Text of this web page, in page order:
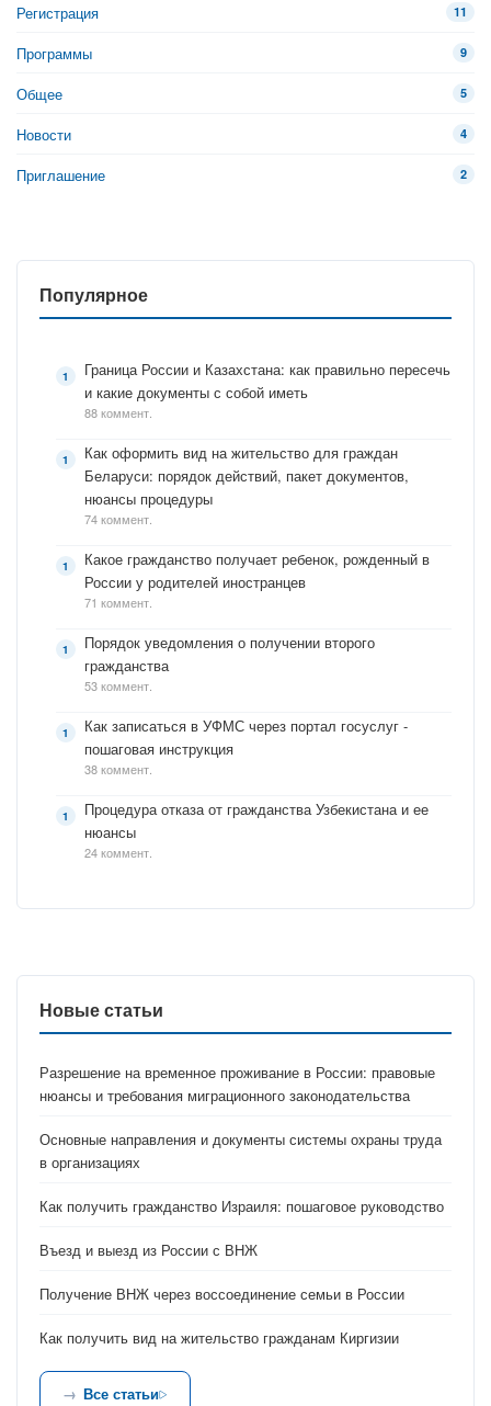
Регистрация 11
Программы 9
Общее 5
Новости 4
Приглашение 2
Популярное
Граница России и Казахстана: как правильно пересечь
и какие документы с собой иметь
88 коммент.
Как оформить вид на жительство для граждан
Беларуси: порядок действий, пакет документов,
нюансы процедуры
74 коммент.
Какое гражданство получает ребенок, рожденный в
России у родителей иностранцев
71 коммент.
Порядок уведомления о получении второго
гражданства
53 коммент.
Как записаться в УФМС через портал госуслуг -
пошаговая инструкция
38 коммент.
Процедура отказа от гражданства Узбекистана и ее
нюансы
24 коммент.
Новые статьи
Разрешение на временное проживание в России: правовые
нюансы и требования миграционного законодательства
Основные направления и документы системы охраны труда
в организациях
Как получить гражданство Израиля: пошаговое руководство
Въезд и выезд из России с ВНЖ
Получение ВНЖ через воссоединение семьи в России
Как получить вид на жительство гражданам Киргизии
Все статьи